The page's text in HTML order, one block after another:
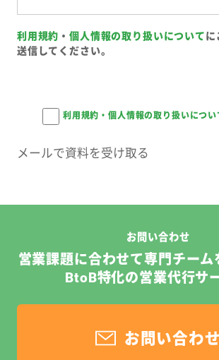
利用規約 ・個人情報の取り扱いについてに
送信してください。
利用規約・個人情報の取り扱いにつ
お問い合わせ
営業課題に合わせて専門チーム
BtoB特化の営業代行サ
お問い合わせ